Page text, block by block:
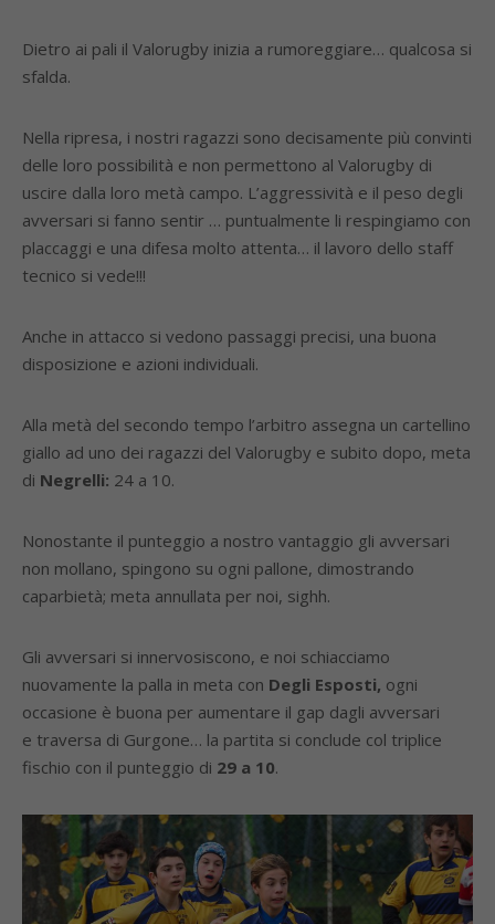
Dietro ai pali il Valorugby inizia a rumoreggiare… qualcosa si
sfalda.
Nella ripresa, i nostri ragazzi sono decisamente più convinti
delle loro possibilità e non permettono al Valorugby di
uscire dalla loro metà campo. L’aggressività e il peso degli
avversari si fanno sentir … puntualmente li respingiamo con
placcaggi e una difesa molto attenta… il lavoro dello staff
tecnico si vede!!!
Anche in attacco si vedono passaggi precisi, una buona
disposizione e azioni individuali.
Alla metà del secondo tempo l’arbitro assegna un cartellino
giallo ad uno dei ragazzi del Valorugby e subito dopo, meta
di Negrelli: 24 a 10.
Nonostante il punteggio a nostro vantaggio gli avversari
non mollano, spingono su ogni pallone, dimostrando
caparbietà; meta annullata per noi, sighh.
Gli avversari si innervosiscono, e noi schiacciamo
nuovamente la palla in meta con Degli Esposti, ogni
occasione è buona per aumentare il gap dagli avversari
e traversa di Gurgone… la partita si conclude col triplice
fischio con il punteggio di 29 a 10.